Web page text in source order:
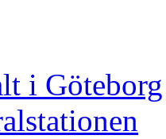
i Göteborg